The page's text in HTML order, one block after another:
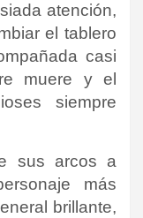
atención,
el tablero
casi
muere y el
siempre
sus arcos a
más
brillante,